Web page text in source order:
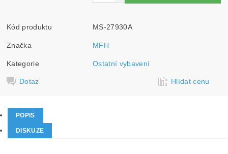
Kód produktu MS-27930A
Značka MFH
Kategorie Ostatní vybavení
Dotaz Hlídat cenu
POPIS
DISKUZE